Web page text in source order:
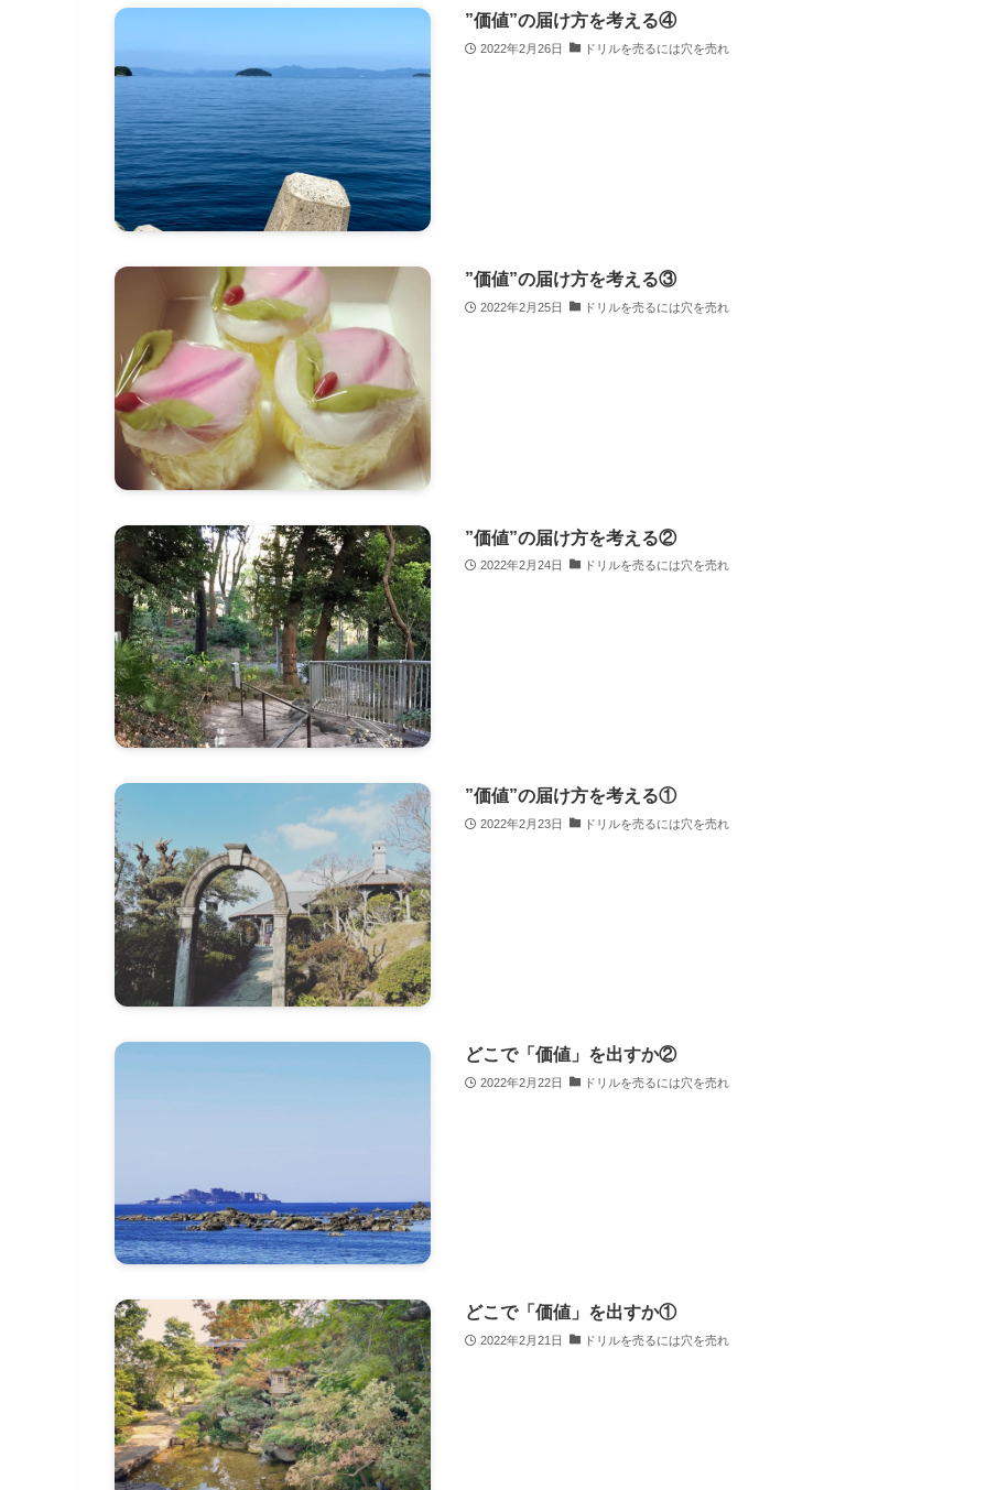
”価値”の届け方を考える④
2022年2月26日 ドリルを売るには穴を売れ
”価値”の届け方を考える③
2022年2月25日 ドリルを売るには穴を売れ
”価値”の届け方を考える②
2022年2月24日 ドリルを売るには穴を売れ
”価値”の届け方を考える①
2022年2月23日 ドリルを売るには穴を売れ
どこで「価値」を出すか②
2022年2月22日 ドリルを売るには穴を売れ
どこで「価値」を出すか①
2022年2月21日 ドリルを売るには穴を売れ